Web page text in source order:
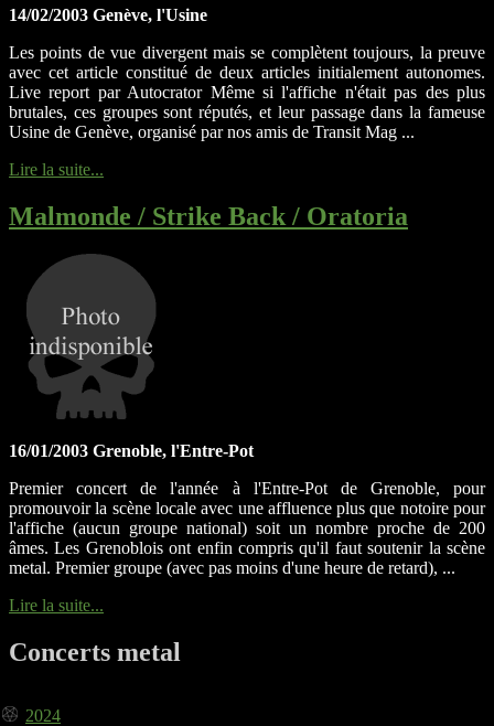
14/02/2003 Genève, l'Usine
Les points de vue divergent mais se complètent toujours, la preuve
avec cet article constitué de deux articles initialement autonomes.
Live report par Autocrator Même si l'affiche n'était pas des plus
brutales, ces groupes sont réputés, et leur passage dans la fameuse
Usine de Genève, organisé par nos amis de Transit Mag ...
Lire la suite...
Malmonde / Strike Back / Oratoria
16/01/2003 Grenoble, l'Entre-Pot
Premier concert de l'année à l'Entre-Pot de Grenoble, pour
promouvoir la scène locale avec une affluence plus que notoire pour
l'affiche (aucun groupe national) soit un nombre proche de 200
âmes. Les Grenoblois ont enfin compris qu'il faut soutenir la scène
metal. Premier groupe (avec pas moins d'une heure de retard), ...
Lire la suite...
Concerts metal
2024